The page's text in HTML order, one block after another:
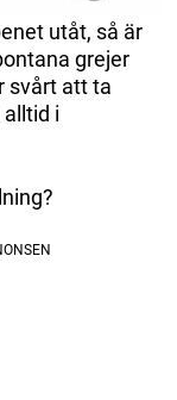
utåt, så är
grejer
svårt att ta
alltid i